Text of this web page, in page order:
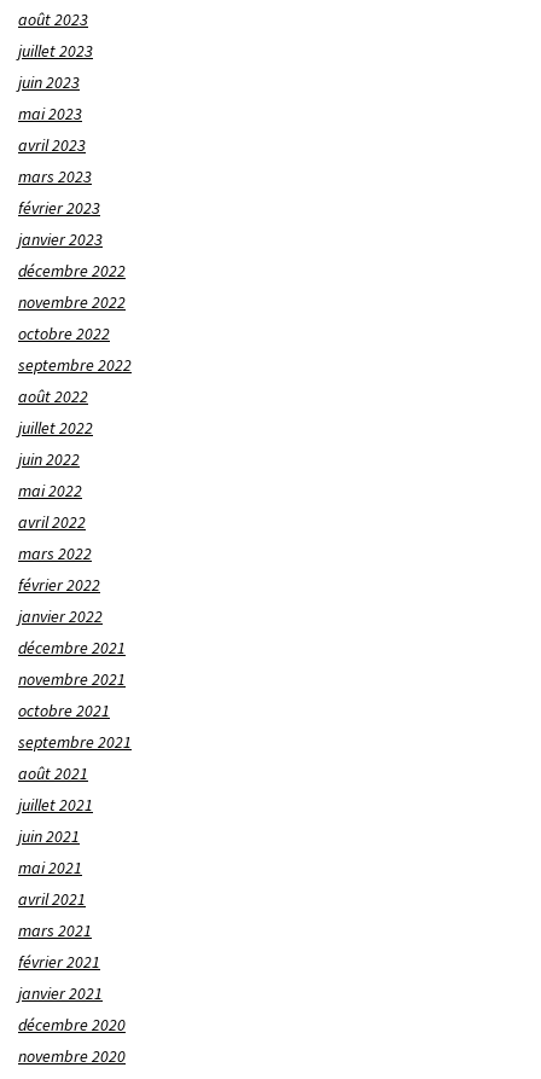
août 2023
juillet 2023
juin 2023
mai 2023
avril 2023
mars 2023
février 2023
janvier 2023
décembre 2022
novembre 2022
octobre 2022
septembre 2022
août 2022
juillet 2022
juin 2022
mai 2022
avril 2022
mars 2022
février 2022
janvier 2022
décembre 2021
novembre 2021
octobre 2021
septembre 2021
août 2021
juillet 2021
juin 2021
mai 2021
avril 2021
mars 2021
février 2021
janvier 2021
décembre 2020
novembre 2020